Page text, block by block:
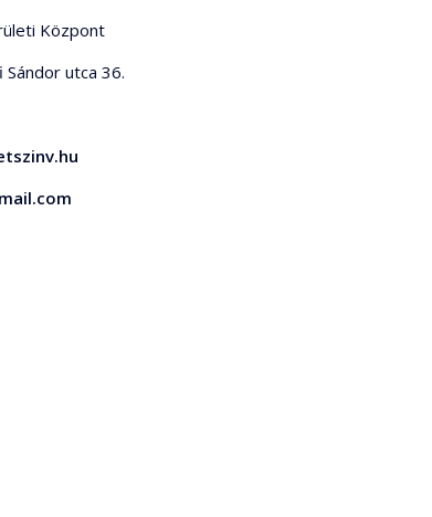
Központ
utca 36.